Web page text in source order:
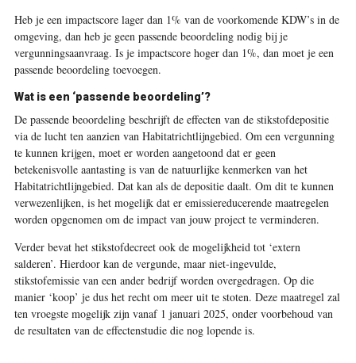
Heb je een impactscore lager dan 1% van de voorkomende KDW’s in de
omgeving, dan heb je geen passende beoordeling nodig bij je
vergunningsaanvraag. Is je impactscore hoger dan 1%, dan moet je een
passende beoordeling toevoegen.
Wat is een ‘passende beoordeling’?
De passende beoordeling beschrijft de effecten van de stikstofdepositie
via de lucht ten aanzien van Habitatrichtlijngebied. Om een vergunning
te kunnen krijgen, moet er worden aangetoond dat er geen
betekenisvolle aantasting is van de natuurlijke kenmerken van het
Habitatrichtlijngebied. Dat kan als de depositie daalt. Om dit te kunnen
verwezenlijken, is het mogelijk dat er emissiereducerende maatregelen
worden opgenomen om de impact van jouw project te verminderen.
Verder bevat het stikstofdecreet ook de mogelijkheid tot ‘extern
salderen’. Hierdoor kan de vergunde, maar niet-ingevulde,
stikstofemissie van een ander bedrijf worden overgedragen. Op die
manier ‘koop’ je dus het recht om meer uit te stoten. Deze maatregel zal
ten vroegste mogelijk zijn vanaf 1 januari 2025, onder voorbehoud van
de resultaten van de effectenstudie die nog lopende is.